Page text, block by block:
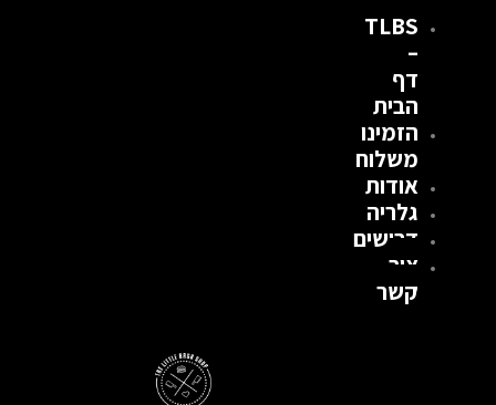
TLBS
–
דף
הבית
הזמינו
משלוח
אודות
גלריה
דרושים
צור
קשר